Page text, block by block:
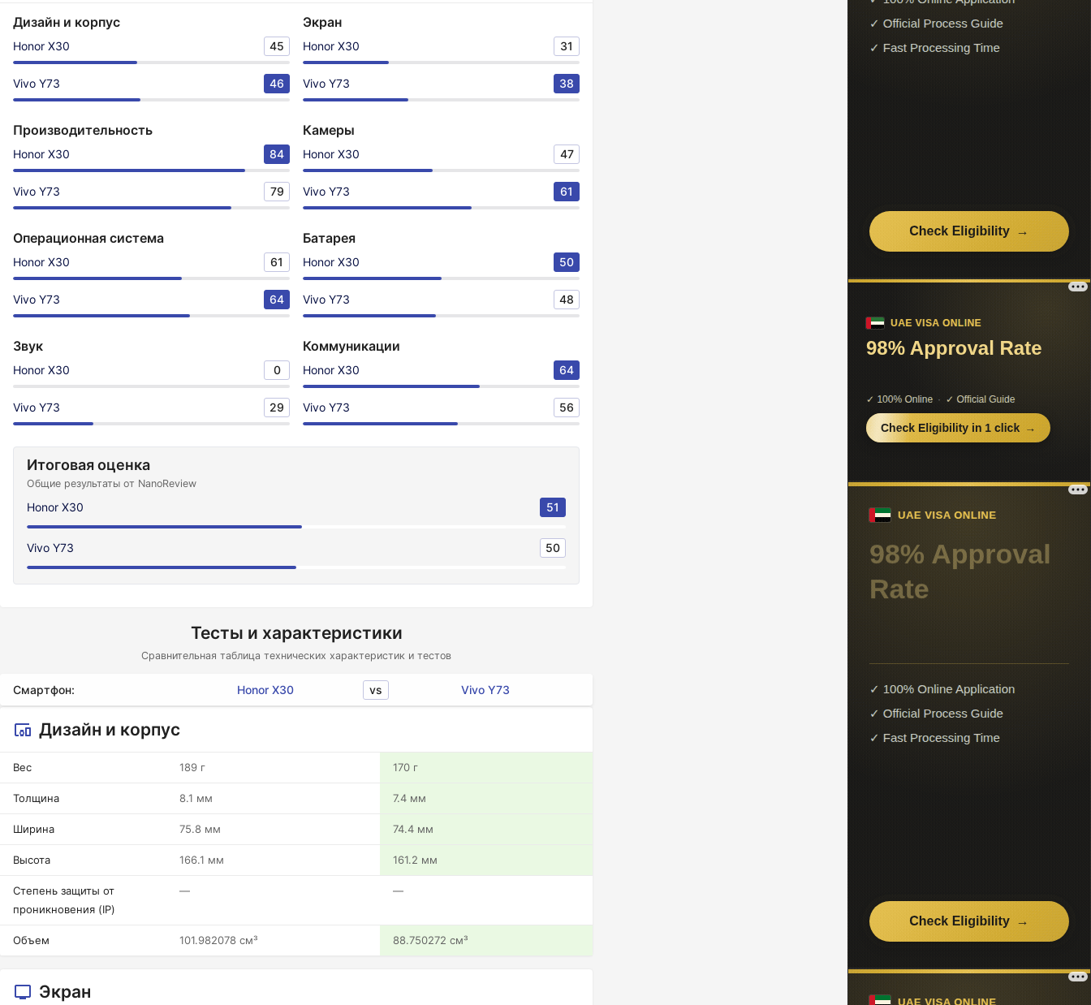
Дизайн и корпус
Honor X30 45
Vivo Y73 46
Экран
Honor X30 31
Vivo Y73 38
Производительность
Honor X30 84
Vivo Y73 79
Камеры
Honor X30 47
Vivo Y73 61
Операционная система
Honor X30 61
Vivo Y73 64
Батарея
Honor X30 50
Vivo Y73 48
Звук
Honor X30 0
Vivo Y73 29
Коммуникации
Honor X30 64
Vivo Y73 56
Итоговая оценка
Общие результаты от NanoReview
Honor X30 51
Vivo Y73 50
Тесты и характеристики
Сравнительная таблица технических характеристик и тестов
Смартфон: Honor X30 vs Vivo Y73
Дизайн и корпус
Вес 189 г 170 г
Толщина 8.1 мм 7.4 мм
Ширина 75.8 мм 74.4 мм
Высота 166.1 мм 161.2 мм
Степень защиты от
проникновения (IP)
— —
Объем 101.982078 см³ 88.750272 см³
Экран